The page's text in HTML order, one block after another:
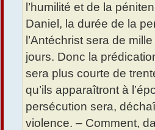
l’humilité et de la
Daniel, la durée de la
l’Antéchrist sera de
jours. Donc la
sera plus courte de
qu’ils apparaîtront à
persécution sera,
violence. – Comment,